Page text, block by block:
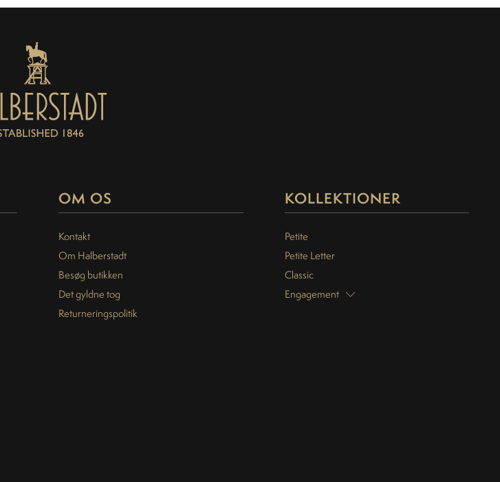
OM OS
Kontakt
Om Halberstadt
Besøg butikken
Det gyldne tog
Returneringspolitik
KOLLEKTIONER
Petite
Petite Letter
Classic
Engagement